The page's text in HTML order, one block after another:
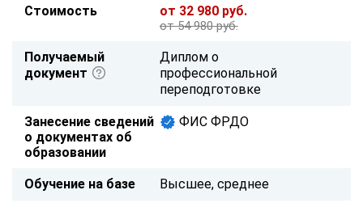
Стоимость от 32 980 руб.
от 54 980 руб.
Получаемый
документ
Диплом о
профессиональной
переподготовке
Занесение сведений
о документах об
образовании
ФИС ФРДО
Обучение на базе Высшее, среднее